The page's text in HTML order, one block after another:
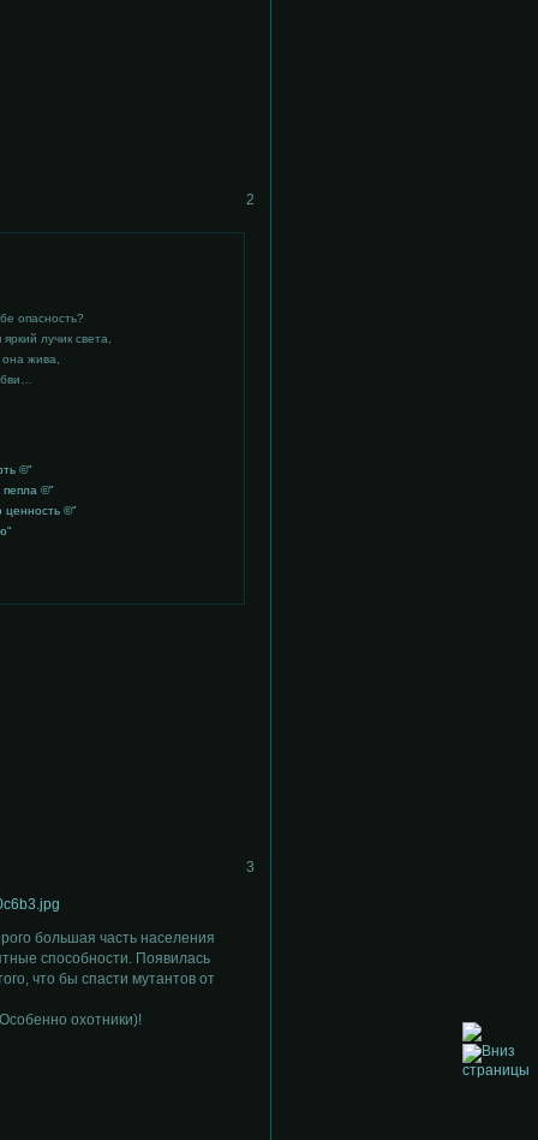
2
опасность?
лучик света,
жива,
©"
пепла ©"
ценность ©"
3
большая часть населения
способности. Появилась
что бы спасти мутантов от
охотники)!